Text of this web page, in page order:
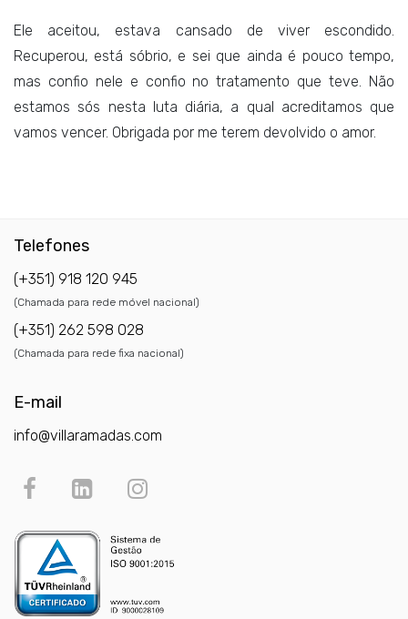
Ele aceitou, estava cansado de viver escondido.
Recuperou, está sóbrio, e sei que ainda é pouco tempo,
mas confio nele e confio no tratamento que teve. Não
estamos sós nesta luta diária, a qual acreditamos que
vamos vencer. Obrigada por me terem devolvido o amor.
Telefones
(+351) 918 120 945
(Chamada para rede móvel nacional)
(+351) 262 598 028
(Chamada para rede fixa nacional)
E-mail
info@villaramadas.com